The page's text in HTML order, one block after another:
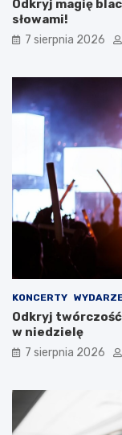
Odkryj magię
słowami!
7 sierpnia 2026
KONCERTY
Odkryj
w niedzielę
7 sierpnia 2026